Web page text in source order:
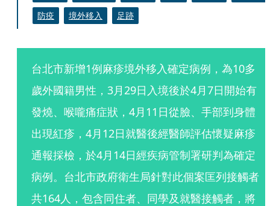
防疫
境外移入 足跡
台北市新增1例麻疹境外移入確定病例，為10多
歲外國籍男性，3月29日入境後於4月7日開始有
發燒、喉嚨痛症狀，4月11日從臉、手部到身體
出現紅疹，4月12日就醫後經醫師評估懷疑麻疹
通報採檢，於4月14日經疾病管制署研判為確定
病例。台北市政府衛生局針對此個案匡列接觸者
共164人，包含同住者、同學及就醫接觸者，將